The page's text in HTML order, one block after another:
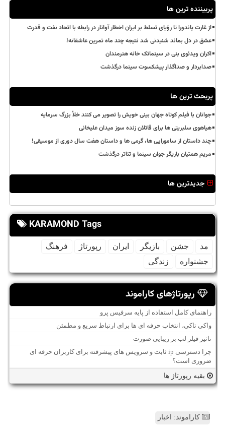
پربیننده ترین ها
از غارت پاندورا تا رؤیای تسلط بر ایران اخطار آواتار در رابطه با اتحاد نفت و قدرت
عشق در دل بماند شنیدنی شد نتیجه چند ماه تمرین عاشقانه!
اکران ویدئوی بنی در سینماتک خانه هنرمندان
صدابردار و صداگذار پیشکسوت سینما درگذشت
پربحث ترین ها
جوانان با فیلم کوتاه جهان بینی خویش را تصویر می کنند خلأ بزرگ سرمایه
هیاهوی سلبریتی ها برای قاتلان زنده سوز میدان علیخانی
چند داستان از سامورایی ها، گرمی ها و داستان هفت سال دوری از موسیقی!
مریم همتیان بازیگر جوان سینما و تئاتر درگذشت
جدیدترین ها
KARAMOND Tags
مد جشن بازیگر ایران رپورتاژ
فرهنگ
جشنواره
زندگی
رپورتاژهای کاراموند
راهنمای کامل استفاده از پایه سرفیس پرو
واکی تاکی، انتخاب حرفه ای ها برای ارتباط سریع و مطمئن
تاثیر فیلر لب بر زیبایی صورت
چرا دسترسی ip ثابت و سرویس های پیشرفته برای کاربران حرفه ای
ضروری است؟
بقیه رپورتاژ ها
کاراموند: اخبار